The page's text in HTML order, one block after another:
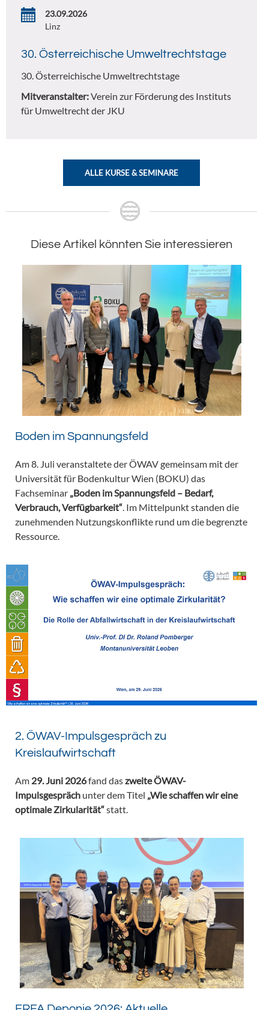
23.09.2026
Linz
30. Österreichische Umweltrechtstage
30. Österreichische Umweltrechtstage
Mitveranstalter:Verein zur Förderung des Instituts
für Umweltrecht der JKU
ALLE KURSE & SEMINARE
Diese Artikel könnten Sie interessieren
Boden im Spannungsfeld
Am 8. Juli veranstaltete der ÖWAV gemeinsam mit der
Universität für Bodenkultur Wien (BOKU) das
Fachseminar „Boden im Spannungsfeld – Bedarf,
Verbrauch, Verfügbarkeit“ . Im Mittelpunkt standen die
zunehmenden Nutzungskonflikte rund um die begrenzte
Ressource.
2. ÖWAV-Impulsgespräch zu
Kreislaufwirtschaft
Am 29. Juni 2026fand daszweite ÖWAV-
Impulsgespräch unter dem Titel „Wie schaffen wir eine
optimale Zirkularität“statt.